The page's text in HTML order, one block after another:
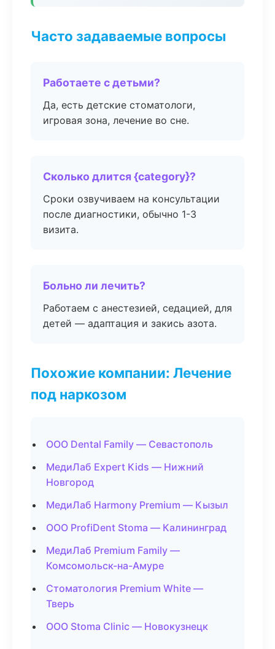
Часто задаваемые вопросы
Работаете с детьми?
Да, есть детские стоматологи,
игровая зона, лечение во сне.
Сколько длится {category}?
Сроки озвучиваем на консультации
после диагностики, обычно 1-3
визита.
Больно ли лечить?
Работаем с анестезией, седацией, для
детей — адаптация и закись азота.
Похожие компании: Лечение
под наркозом
ООО Dental Family — Севастополь
МедиЛаб Expert Kids — Нижний
Новгород
МедиЛаб Harmony Premium — Кызыл
ООО ProfiDent Stoma — Калининград
МедиЛаб Premium Family —
Комсомольск-на-Амуре
Стоматология Premium White —
Тверь
ООО Stoma Clinic — Новокузнецк